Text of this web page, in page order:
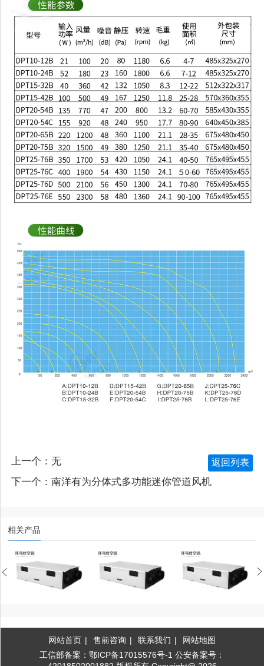
返回列表
上一个：无
下一个： 南洋有为分体式多功能迷你管道风机
相关产品
网站首页 | 售前咨询 | 联系我们 |
网站地图
工信部备案：鄂ICP备17015576号-1 公安备案号：